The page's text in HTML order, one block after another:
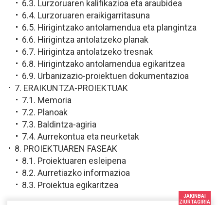
6.3. Lurzoruaren kalifikazioa eta araubidea
6.4. Lurzoruaren eraikigarritasuna
6.5. Hirigintzako antolamendua eta plangintza
6.6. Hirigintza antolatzeko planak
6.7. Hirigintza antolatzeko tresnak
6.8. Hirigintzako antolamendua egikaritzea
6.9. Urbanizazio-proiektuen dokumentazioa
7. ERAIKUNTZA-PROIEKTUAK
7.1. Memoria
7.2. Planoak
7.3. Baldintza-agiria
7.4. Aurrekontua eta neurketak
8. PROIEKTUAREN FASEAK
8.1. Proiektuaren esleipena
8.2. Aurretiazko informazioa
8.3. Proiektua egikaritzea
JAKINBAI
ZIURTAGIRIA